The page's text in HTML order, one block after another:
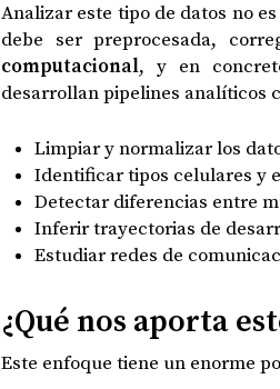
Analizar este tipo de datos no
debe ser preprocesada,
computacional, y en
desarrollan pipelines analíticos
Limpiar y normalizar los
Identificar tipos celulares y
Detectar diferencias entre
Inferir trayectorias de
Estudiar redes de
¿Qué nos aporta
Este enfoque tiene un enorme